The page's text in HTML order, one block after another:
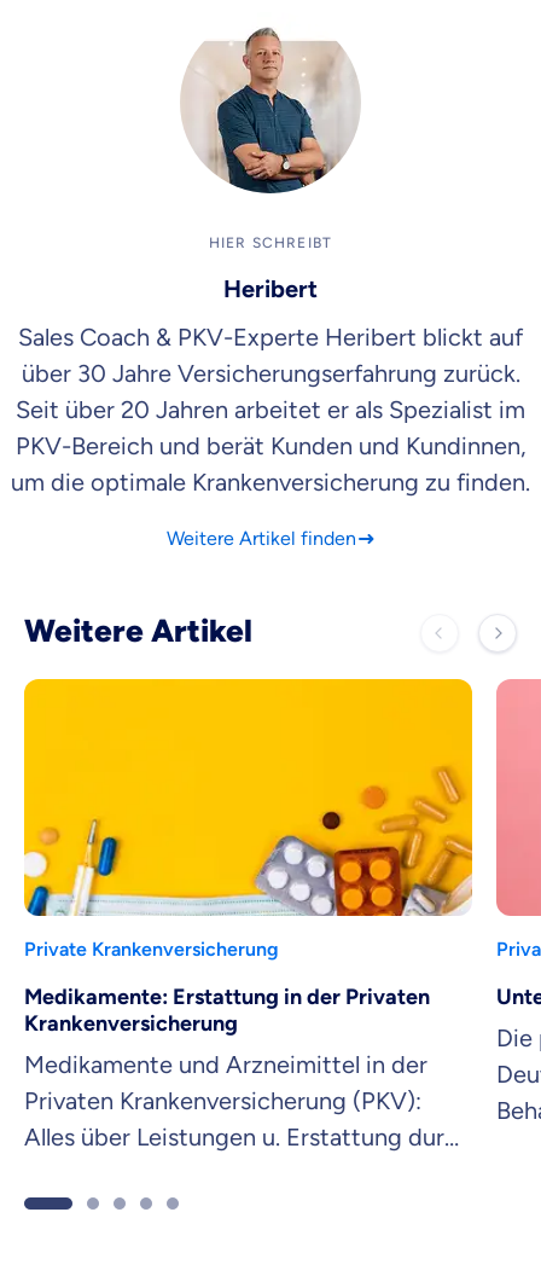
HIER SCHREIBT
Heribert
Sales Coach & PKV-Experte Heribert blickt auf
über 30 Jahre Versicherungserfahrung zurück.
Seit über 20 Jahren arbeitet er als Spezialist im
PKV-Bereich und berät Kunden und Kundinnen,
um die optimale Krankenversicherung zu finden.
Weitere Artikel finden
Weitere Artikel
Private Krankenversicherung
Medikamente: Erstattung in der Privaten
Krankenversicherung
Medikamente und Arzneimittel in der
Privaten Krankenversicherung (PKV):
Alles über Leistungen u. Erstattung durch
informieren!
Die